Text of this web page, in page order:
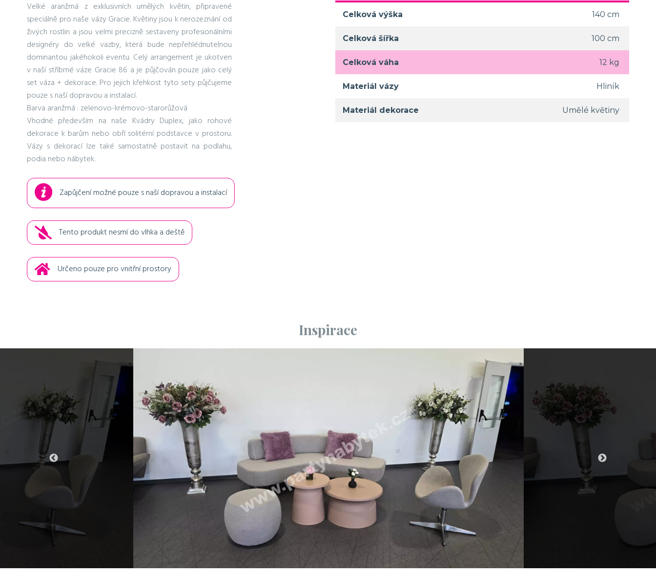
Velké aranžmá z exklusivních umělých květin, připravené
speciálně pro naše vázy Gracie. Květiny jsou k nerozeznání od
živých rostlin a jsou velmi precizně sestaveny profesionálními
designéry do velké vazby, která bude nepřehlédnutelnou
dominantou jakéhokoli eventu. Celý arrangement je ukotven
v naší stříbrné váze Gracie 86 a je půjčován pouze jako celý
set váza + dekorace. Pro jejich křehkost tyto sety půjčujeme
pouze s naší dopravou a instalací.
Barva aranžmá : zelenovo-krémovo-starorůžová
Vhodné především na naše Kvádry Duplex, jako rohové
dekorace k barům nebo obří solitérní podstavce v prostoru.
Vázy s dekorací lze také samostatně postavit na podlahu,
podia nebo nábytek.
Zapůjčení možné pouze s naší dopravou a instalací
Tento produkt nesmí do vlhka a deště
Určeno pouze pro vnitřní prostory
Celková výška 140 cm
Celková šířka 100 cm
Celková váha 12 kg
Materiál vázy Hliník
Materiál dekorace Umělé květiny
Inspirace